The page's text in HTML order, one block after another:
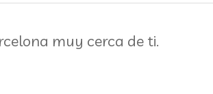
muy cerca de ti.